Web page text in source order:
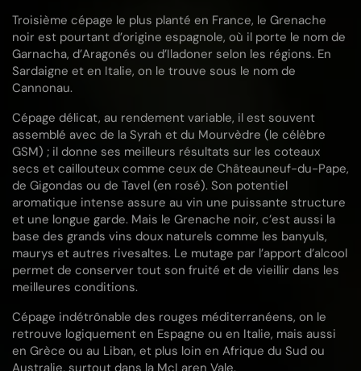
Troisième cépage le plus planté en France, le Grenache
noir est pourtant d’origine espagnole, où il porte le nom de
Garnacha, d’Aragonés ou d’Iladoner selon les régions. En
Sardaigne et en Italie, on le trouve sous le nom de
Cannonau.
Cépage délicat, au rendement variable, il est souvent
assemblé avec de la Syrah et du Mourvèdre (le célèbre
GSM) ; il donne ses meilleurs résultats sur les coteaux
secs et caillouteux comme ceux de Châteauneuf-du-Pape,
de Gigondas ou de Tavel (en rosé). Son potentiel
aromatique intense assure au vin une puissante structure
et une longue garde. Mais le Grenache noir, c’est aussi la
base des grands vins doux naturels comme les banyuls,
maurys et autres rivesaltes. Le mutage par l’apport d’alcool
permet de conserver tout son fruité et de vieillir dans les
meilleures conditions.
Cépage indétrônable des rouges méditerranéens, on le
retrouve logiquement en Espagne ou en Italie, mais aussi
en Grèce ou au Liban, et plus loin en Afrique du Sud ou
Australie, surtout dans la McLaren Vale.